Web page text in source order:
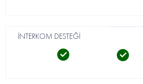
İNTERKOM DESTEĞİ